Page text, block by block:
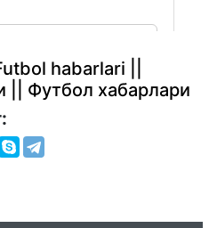
habarlari ||
|| Футбол хабарлари